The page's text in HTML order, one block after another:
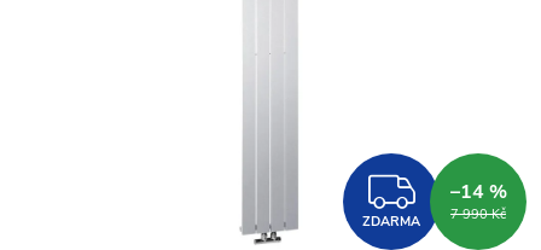
ZDARMA 7 990 Kč
–14 %